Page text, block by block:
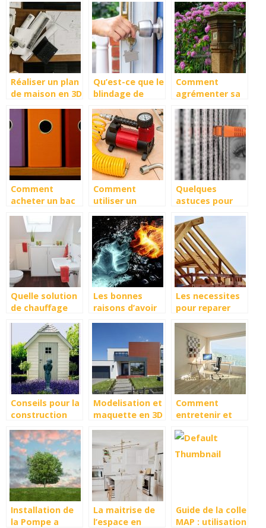
les matériaux
d’une toiture
pour vos
travaux ?
Réaliser un plan
de maison en 3D
logiciel à cet
effet
Qu’est-ce que le
blindage de
Comment
agrémenter sa
jardin?
Comment
acheter un bac
sont ses
avantages ?
Comment
utiliser un
d’air pour
peindre les
murs de sa
maison ?
Quelques
astuces pour
soucis avec
votre prise
telephonique
Quelle solution
de chauffage
ecologique
choisir ?
Les bonnes
raisons d’avoir
Les necessites
pour reparer
Conseils pour la
construction
jardin
Modelisation et
maquette en 3D
pour la
construction de
maison ?
Comment
entretenir et
parquet ?
Installation de
la Pompe a
La maitrise de
l’espace en
Guide de la colle
MAP : utilisation